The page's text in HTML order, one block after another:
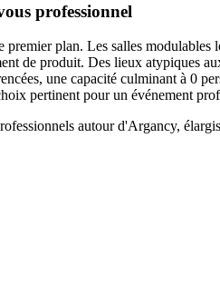
professionnel
plan. Les salles modulables
de produit. Des lieux atypiques
une capacité culminant à 0
pertinent pour un événement
autour d'Argancy,